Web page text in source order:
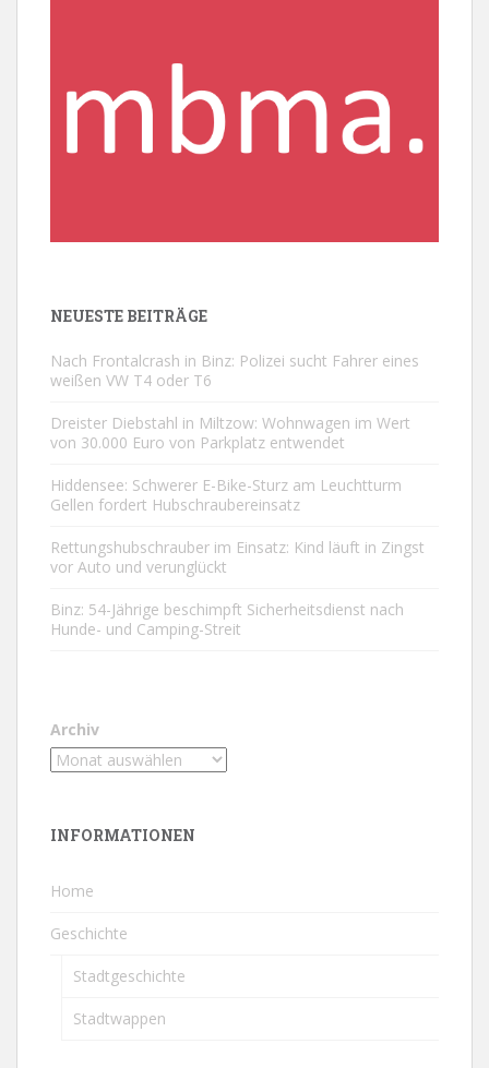
NEUESTE BEITRÄGE
Nach Frontalcrash in Binz: Polizei sucht Fahrer eines
weißen VW T4 oder T6
Dreister Diebstahl in Miltzow: Wohnwagen im Wert
von 30.000 Euro von Parkplatz entwendet
Hiddensee: Schwerer E-Bike-Sturz am Leuchtturm
Gellen fordert Hubschraubereinsatz
Rettungshubschrauber im Einsatz: Kind läuft in Zingst
vor Auto und verunglückt
Binz: 54-Jährige beschimpft Sicherheitsdienst nach
Hunde- und Camping-Streit
Archiv
INFORMATIONEN
Home
Geschichte
Stadtgeschichte
Stadtwappen